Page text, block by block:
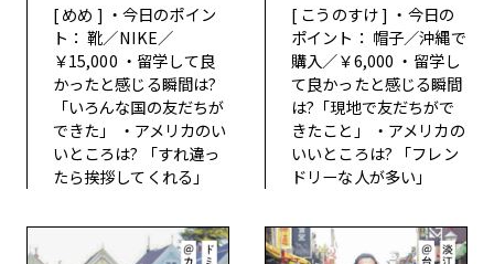
[めめ ] ・今日のポイン
ト： 靴／NIKE／
￥15,000 ・留学して良
かったと感じる瞬間は?
「いろんな国の友だちが
できた」
・アメリカのい
いところは?
「すれ違っ
たら挨拶してくれる」
[ こうのすけ] ・今日の
ポイント： 帽子／沖縄で
購入／￥6,000 ・留学し
て良かったと感じる瞬間
は? 「現地で友だちがで
きたこと」
・アメリカの
いいところは?
「フレン
ドリーな人が多い」